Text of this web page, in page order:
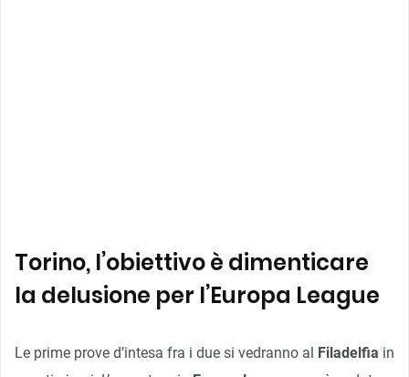
Torino, l’obiettivo è dimenticare
la delusione per l’Europa League
Le prime prove d’intesa fra i due si vedranno al Filadelfia in